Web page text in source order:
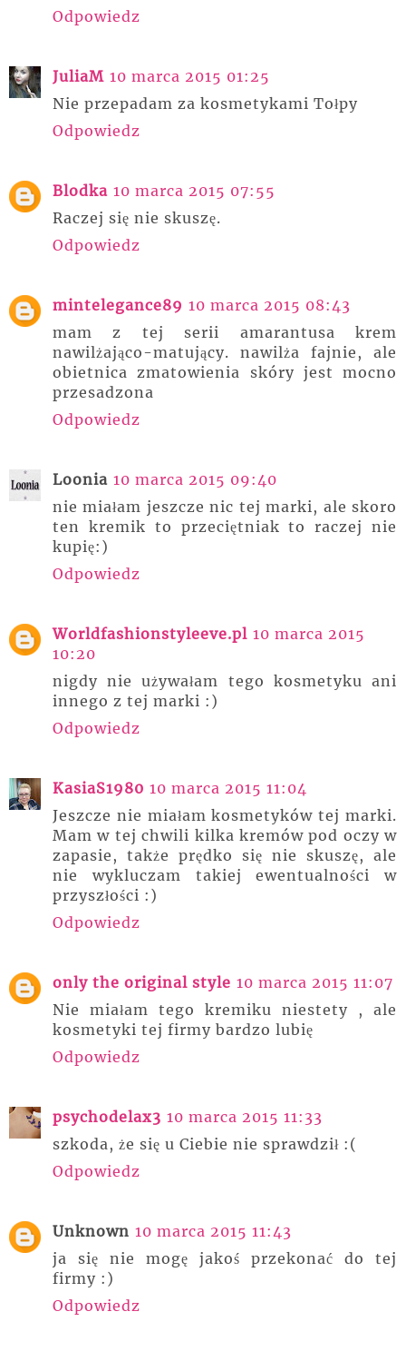
Odpowiedz
JuliaM 10 marca 2015 01:25
Nie przepadam za kosmetykami Tołpy
Odpowiedz
Blodka 10 marca 2015 07:55
Raczej się nie skuszę.
Odpowiedz
mintelegance89 10 marca 2015 08:43
mam z tej serii amarantusa krem
nawilżająco-matujący. nawilża fajnie, ale
obietnica zmatowienia skóry jest mocno
przesadzona
Odpowiedz
Loonia 10 marca 2015 09:40
nie miałam jeszcze nic tej marki, ale skoro
ten kremik to przeciętniak to raczej nie
kupię:)
Odpowiedz
Worldfashionstyleeve.pl 10 marca 2015
10:20
nigdy nie używałam tego kosmetyku ani
innego z tej marki :)
Odpowiedz
KasiaS1980 10 marca 2015 11:04
Jeszcze nie miałam kosmetyków tej marki.
Mam w tej chwili kilka kremów pod oczy w
zapasie, także prędko się nie skuszę, ale
nie wykluczam takiej ewentualności w
przyszłości :)
Odpowiedz
only the original style 10 marca 2015 11:07
Nie miałam tego kremiku niestety , ale
kosmetyki tej firmy bardzo lubię
Odpowiedz
psychodelax3 10 marca 2015 11:33
szkoda, że się u Ciebie nie sprawdził :(
Odpowiedz
Unknown 10 marca 2015 11:43
ja się nie mogę jakoś przekonać do tej
firmy :)
Odpowiedz